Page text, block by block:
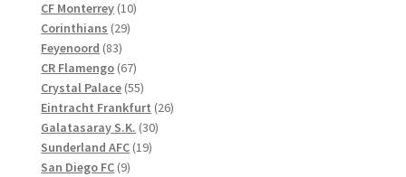
produkter
CF Monterrey 1010
Corinthians 2929
Feyenoord 8383
produkter
CR Flamengo 6767
produkter
Crystal Palace 5555
produkter
Eintracht Frankfurt 2626
Galatasaray S.K. 3030
Sunderland AFC 1919
San Diego FC 99